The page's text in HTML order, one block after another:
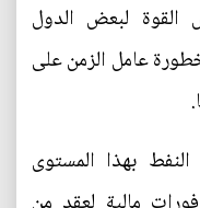
لبعض الدول
عامل الزمن على
بهذا المستوى